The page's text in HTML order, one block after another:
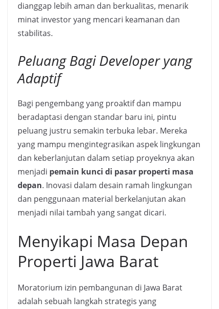
dianggap lebih aman dan berkualitas, menarik
minat investor yang mencari keamanan dan
stabilitas.
Peluang Bagi Developer yang
Adaptif
Bagi pengembang yang proaktif dan mampu
beradaptasi dengan standar baru ini, pintu
peluang justru semakin terbuka lebar. Mereka
yang mampu mengintegrasikan aspek lingkungan
dan keberlanjutan dalam setiap proyeknya akan
menjadi pemain kunci di pasar properti masa
depan. Inovasi dalam desain ramah lingkungan
dan penggunaan material berkelanjutan akan
menjadi nilai tambah yang sangat dicari.
Menyikapi Masa Depan
Properti Jawa Barat
Moratorium izin pembangunan di Jawa Barat
adalah sebuah langkah strategis yang